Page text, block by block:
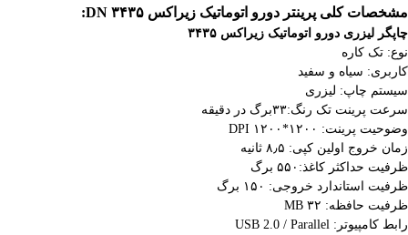
مشخصات کلی پرینتر دورو اتوماتیک زیراکس DN ۳۴۳۵:
چاپگر لیزری دورو اتوماتیک زیراکس ۳۴۳۵
نوع: تک کاره
کاربری: سیاه و سفید
سیستم چاپ: لیزری
سرعت پرینت تک رنگ:۳۳برگ در دقیقه
وضوحیت پرینت: ۱۲۰۰*۱۲۰۰ DPI
زمان خروج اولین کپی: ۸٫۵ ثانیه
ظرفیت حداکثر کاغذ:۵۵۰ برگ
ظرفیت استاندارد خروجی: ۱۵۰ برگ
ظرفیت حافظه: ۳۲ MB
رابط کامپیوتر: USB 2.0 / Parallel